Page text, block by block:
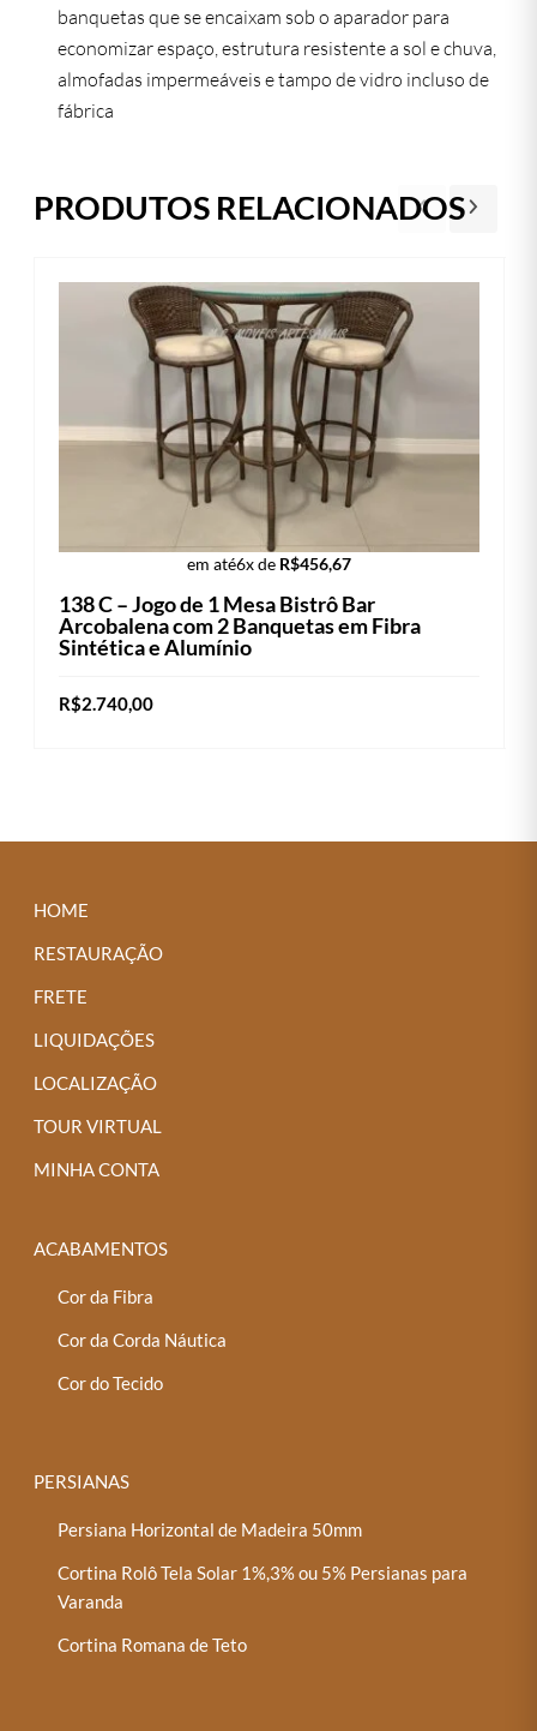
banquetas que se encaixam sob o aparador para
economizar espaço, estrutura resistente a sol e chuva,
almofadas impermeáveis e tampo de vidro incluso de
fábrica
PRODUTOS RELACIONADOS
em até6x de R$456,67
138 C – Jogo de 1 Mesa Bistrô Bar
Arcobalena com 2 Banquetas em Fibra
Sintética e Alumínio
R$2.740,00
várias
HOME
RESTAURAÇÃO
FRETE
LIQUIDAÇÕES
LOCALIZAÇÃO
TOUR VIRTUAL
MINHA CONTA
ACABAMENTOS
Cor da Fibra
Cor da Corda Náutica
Cor do Tecido
PERSIANAS
Persiana Horizontal de Madeira 50mm
Cortina Rolô Tela Solar 1%,3% ou 5% Persianas para
Varanda
Cortina Romana de Teto